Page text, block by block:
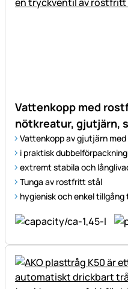
Vattenkopp med
nötkreatur, gjutjärn,
Vattenkopp av gjutjärn med
i praktisk
extremt stabila och
Tunga av rostfritt stål
hygienisk och enkel